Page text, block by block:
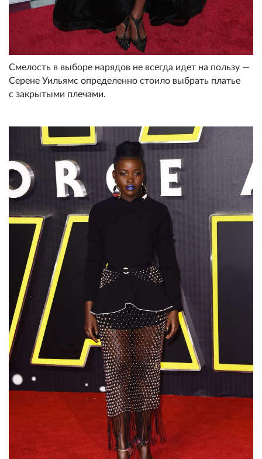
Смелость в выборе нарядов не всегда идет на пользу —
Серене Уильямс определенно стоило выбрать платье
с закрытыми плечами.